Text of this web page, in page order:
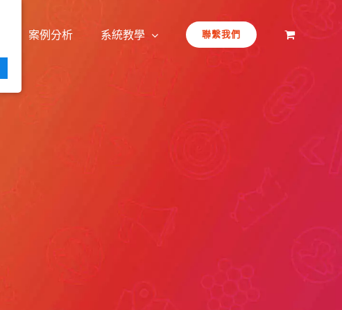
案例分析 系統教學 聯繫我們